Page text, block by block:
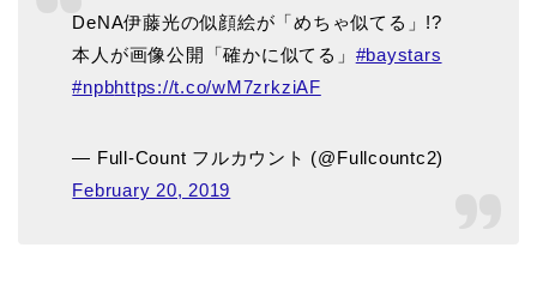
DeNA伊藤光の似顔絵が「めちゃ似てる」!?
本人が画像公開「確かに似てる」 #baystars
#npbhttps://t.co/wM7zrkziAF
— Full-Count フルカウント (@Fullcountc2)
February 20, 2019